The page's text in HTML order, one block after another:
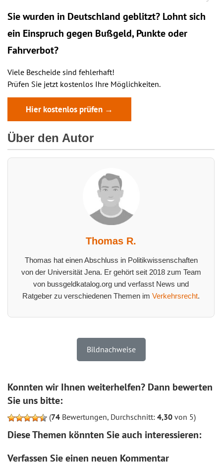
Sie wurden in Deutschland geblitzt? Lohnt sich
ein Einspruch gegen Bußgeld, Punkte oder
Fahrverbot?
Viele Bescheide sind fehlerhaft!
Prüfen Sie jetzt kostenlos Ihre Möglichkeiten.
Hier kostenlos prüfen →
Über den Autor
Thomas R.
Thomas hat einen Abschluss in Politikwissenschaften
von der Universität Jena. Er gehört seit 2018 zum Team
von bussgeldkatalog.org und verfasst News und
Ratgeber zu verschiedenen Themen im Verkehrsrecht.
Bildnachweise
Konnten wir Ihnen weiterhelfen? Dann bewerten
Sie uns bitte:
(74 Bewertungen, Durchschnitt: 4,30 von 5)
Diese Themen könnten Sie auch interessieren:
Verfassen Sie einen neuen Kommentar